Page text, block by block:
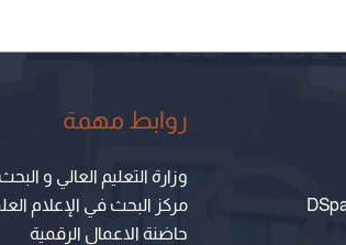
روابط مهمة
وزارة التعليم العالي و
مركز البحث في الإعلام
حاضنة الاعمال الرقمية